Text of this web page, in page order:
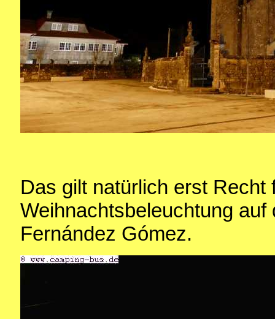
Das gilt natürlich erst Recht
Weihnachtsbeleuchtung
Fernández Gómez.